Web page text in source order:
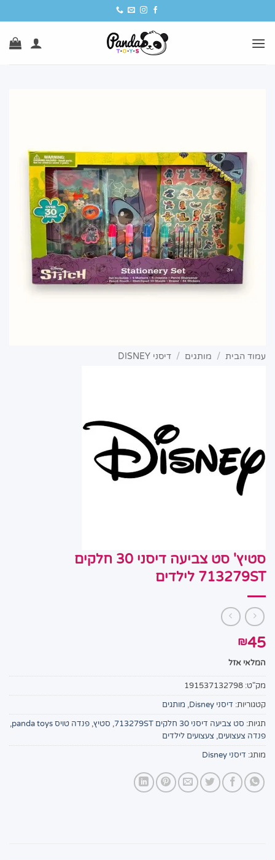
to
content
עמוד הבית / מותגים / דיסני DISNEY
סטיץ' סט צביעה דיסני 30 חלקים
713279ST לילדים
₪45
המלאי אזל
מק"ט: 191537132798
קטגוריות: דיסני Disney , מותגים
תגיות: סט צביעה דיסני 30 חלקים 713279ST , סטיץ, פנדה טויס panda toys
,
פנדה צעצועים, צעצועים לילדים
מותג: דיסני Disney